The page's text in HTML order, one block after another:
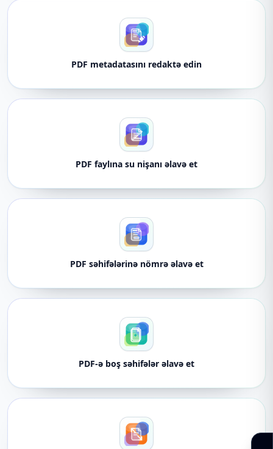
PDF metadatasını redaktə edin
PDF faylına su nişanı əlavə et
PDF səhifələrinə nömrə əlavə et
PDF-ə boş səhifələr əlavə et